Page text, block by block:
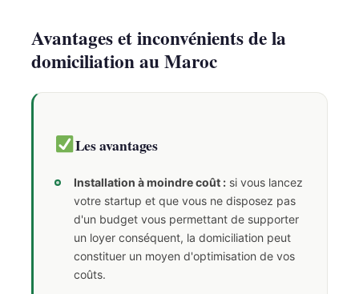
Avantages et inconvénients de la
domiciliation au Maroc
Les avantages
Installation à moindre coût : si vous lancez
votre startup et que vous ne disposez pas
d'un budget vous permettant de supporter
un loyer conséquent, la domiciliation peut
constituer un moyen d'optimisation de vos
coûts.